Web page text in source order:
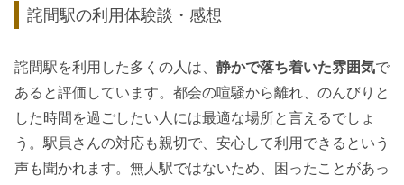
詫間駅の利用体験談・感想
詫間駅を利用した多くの人は、 静かで落ち着いた雰囲気で
あると評価しています。都会の喧騒から離れ、のんびりと
した時間を過ごしたい人には最適な場所と言えるでしょ
う。駅員さんの対応も親切で、安心して利用できるという
声も聞かれます。無人駅ではないため、困ったことがあっ